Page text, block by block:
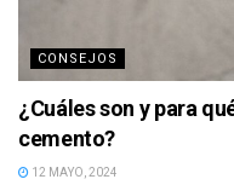
CONSEJOS
¿Cuáles son y para
cemento?
12 MAYO, 2024